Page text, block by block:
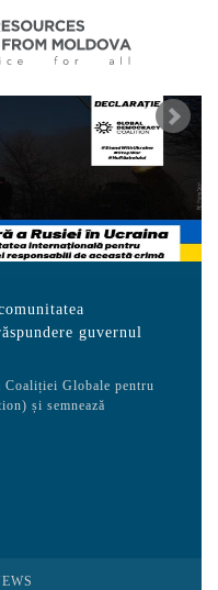
guvernul
Coaliției Globale pentru
și semnează